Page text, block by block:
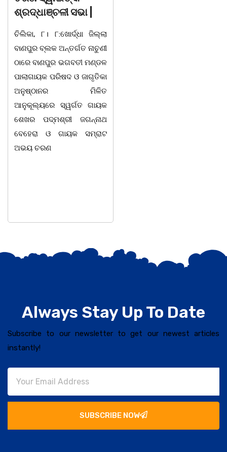
ଶ୍ରଦ୍ଧାଞ୍ଚଳୀ ସଭା |
ଚିଲିକା, ୮। ୮:ଖୋର୍ଦ୍ଧା ଜିଲ୍ଲା
ବାଣପୁର ବ୍ଲକ ଅନ୍ତର୍ଗତ ନାଚୁଣୀ
ଠାରେ ବାଣପୁର ଭଗବତୀ ମଣ୍ଡଳ
ପାଲାଗାୟକ ପରିଷଦ ଓ ଜାଗୃତିକା
ଅନୁଷ୍ଠାନର ମିଳିତ
ଆନୁକୂଲ୍ୟରେ ସ୍ୱର୍ଗତ ଗାୟକ
ଶେଖର ପଦ୍ମଶ୍ରୀ ଜଗନ୍ନାଥ
ବେହେରା ଓ ଗାୟକ ସମ୍ରାଟ
ଅଭୟ ଚରଣ
Always Stay Up To Date
Subscribe to our newsletter to get our newest articles
instantly!
SUBSCRIBE NOW